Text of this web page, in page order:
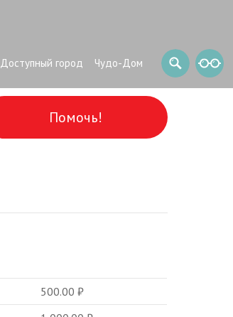
Доступный город Чудо-Дом
Помочь!
500.00₽